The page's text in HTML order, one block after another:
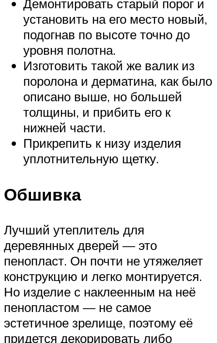
Демонтировать старый порог и
установить на его место новый,
подогнав по высоте точно до
уровня полотна.
Изготовить такой же валик из
поролона и дерматина, как было
описано выше, но большей
толщины, и прибить его к
нижней части.
Прикрепить к низу изделия
уплотнительную щетку.
Обшивка
Лучший утеплитель для
деревянных дверей — это
пенопласт. Он почти не утяжеляет
конструкцию и легко монтируется.
Но изделие с наклеенным на неё
пенопластом — не самое
эстетичное зрелище, поэтому её
придется декорировать либо